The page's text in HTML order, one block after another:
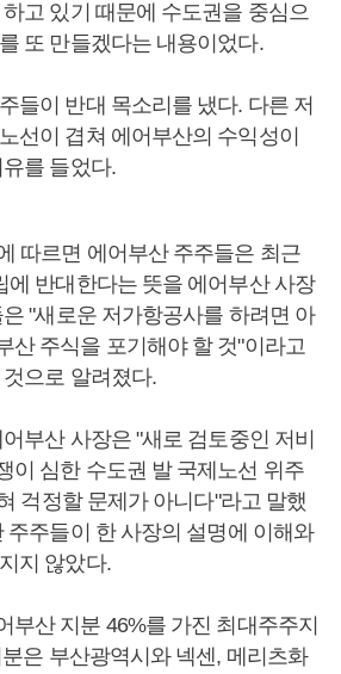
고 있기 때문에 수도권을 중심으
또 만들겠다는 내용이었다.
들이 반대 목소리를 냈다. 다른 저
선이 겹쳐 에어부산의 수익성이
를 들었다.
따르면 에어부산 주주들은 최근
에 반대한다는 뜻을 에어부산 사장
"새로운 저가항공사를 하려면 아
산 주식을 포기해야 할 것"이라고
으로 알려졌다.
부산 사장은 "새로 검토중인 저비
이 심한 수도권 발 국제노선 위주
걱정할 문제가 아니다"라고 말했
주주들이 한 사장의 설명에 이해와
지 않았다.
부산 지분 46%를 가진 최대주주지
은 부산광역시와 넥센, 메리츠화